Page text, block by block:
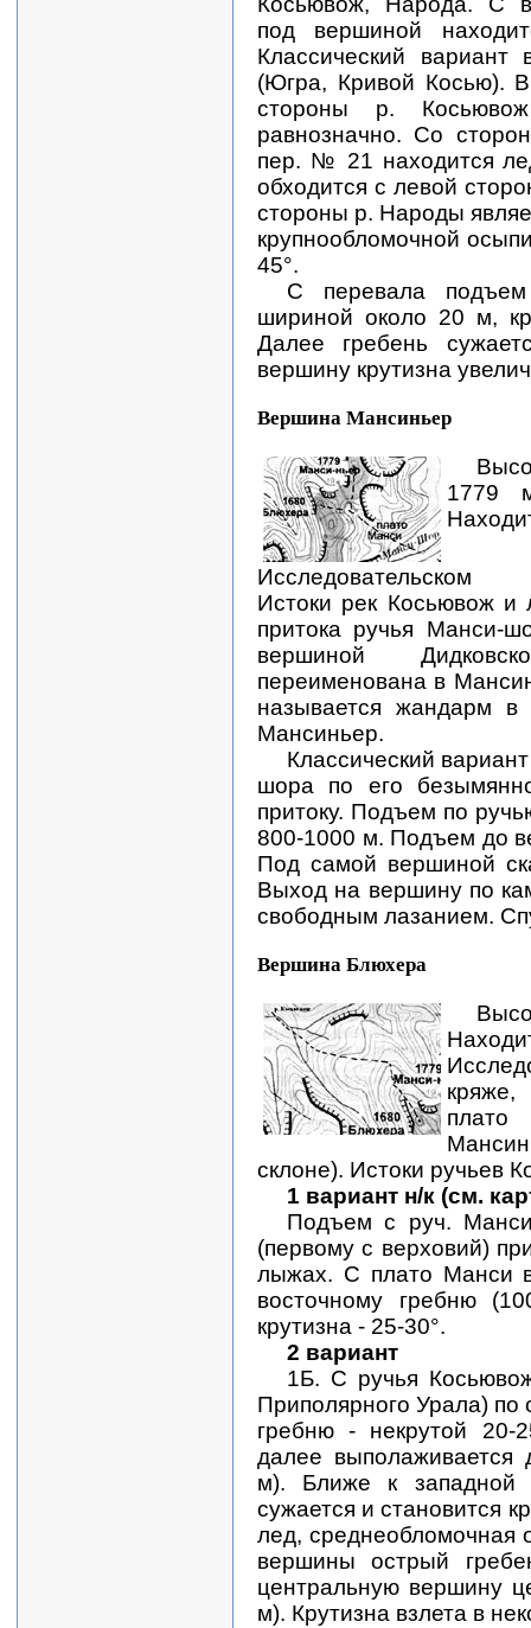
под вершиной
Классический
(Югра, Кривой Косью).
стороны р.
равнозначно. Со
пер. № 21 находится
обходится с левой
стороны р. Народы
крупнообломочной
45°.
С перевала
шириной около 20 м,
Далее гребень
вершину крутизна
Вершина Мансиньер
1779
Исследовательском
Истоки рек Косьювож и
притока ручья Манси-
вершиной
переименована в
называется жандарм в
Мансиньер.
Классический
шора по его
притоку. Подъем по
800-1000 м. Подъем до
Под самой вершиной
Выход на вершину по
свободным лазанием.
Вершина Блюхера
склоне). Истоки ручьев
1 вариант н/к (см.
Подъем с руч.
(первому с верховий)
лыжах. С плато Манси
восточному гребню
крутизна - 25-30°.
2 вариант
1Б. С ручья
Приполярного Урала) по
гребню - некрутой 20-
далее выполаживается
м). Ближе к западной
сужается и становится
лед, среднеобломочная
вершины острый
центральную вершину
м). Крутизна взлета в